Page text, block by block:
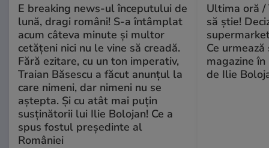
E breaking news-ul începutului de
lună, dragi români! S-a întâmplat
acum câteva minute și multor
cetățeni nici nu le vine să creadă.
Fără ezitare, cu un ton imperativ,
Traian Băsescu a făcut anunțul la
care nimeni, dar nimeni nu se
aștepta. Și cu atât mai puțin
susținătorii lui Ilie Bolojan! Ce a
spus fostul președinte al
României
Ultima oră /
să știe!
Ce
magazine
de Ilie